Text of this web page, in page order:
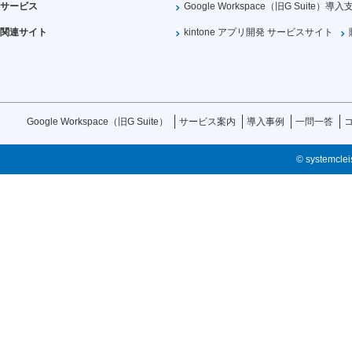
サービス Google Workspace（旧G Suite）導入
関連サイト kintone アプリ開発 サービスサイト
Google Workspace（旧G Suite） サービス案内 導入事例 一問一答
©